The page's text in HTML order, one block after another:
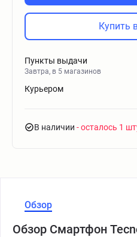
Купить
Пункты выдачи
Завтра, в 5 магазинов
Курьером
В наличии - осталось 1
Обзор
Обзор Смартфон